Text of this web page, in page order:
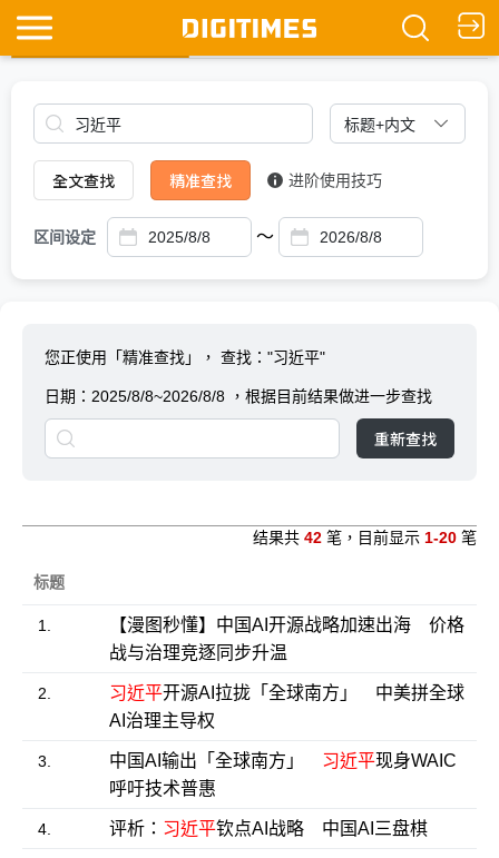
Ask DIGITIMES
全文查找 精准查找 进阶使用技巧
区间设定 ～
您正使用「精准查找」， 查找："习近平"
日期： 2025/8/8~2026/8/8 ，根据目前结果做进一步查找
重新查找
结果共 42 笔，目前显示 1-20 笔
标题
1.
【漫图秒懂】中国AI开源战略加速出海 价格
战与治理竞逐同步升温
2. 习近平开源AI拉拢「全球南方」 中美拼全球
AI治理主导权
3. 中国AI输出「全球南方」 习近平现身WAIC
呼吁技术普惠
4. 评析： 习近平钦点AI战略 中国AI三盘棋